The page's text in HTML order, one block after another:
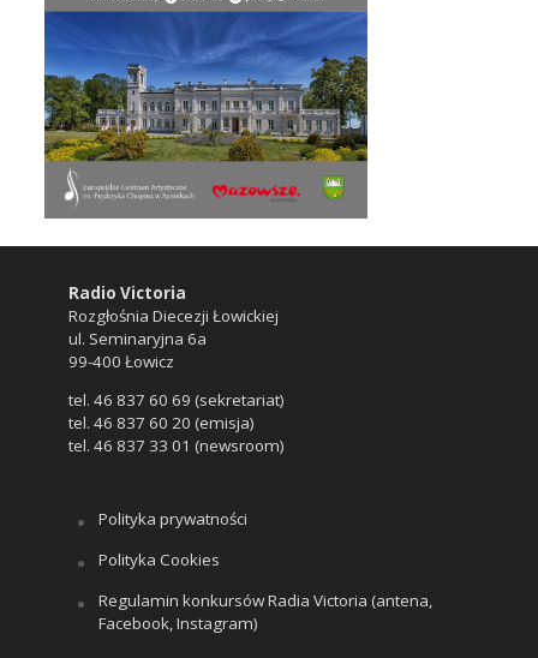
Radio Victoria
Rozgłośnia Diecezji Łowickiej
ul. Seminaryjna 6a
99-400 Łowicz
tel. 46 837 60 69 (sekretariat)
tel. 46 837 60 20 (emisja)
tel. 46 837 33 01 (newsroom)
Polityka prywatności
Polityka Cookies
Regulamin konkursów Radia Victoria (antena,
Facebook, Instagram)